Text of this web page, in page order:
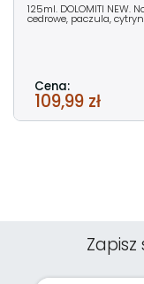
125ml. DOLOMITI
cedrowe, paczula,
Cena:
109,99 zł